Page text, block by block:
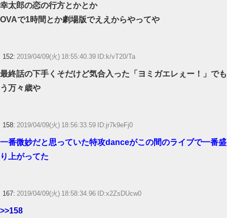
幸太郎の恋の行方とかとか
OVAで1時間とか劇場版でええからやってや
152: 2019/04/09(火) 18:55:40.39 ID:k/vT20/Ta
最終話の下手くそだけど気合入った「ヨミガエレぇー！」でも
う万々歳や
158: 2019/04/09(火) 18:56:33.59 ID:jr7k9eFj0
一番微妙だと思っていた特攻danceがこの間のライブで一番盛
り上がってた
167: 2019/04/09(火) 18:58:34.96 ID:x2ZsDUcw0
>>158